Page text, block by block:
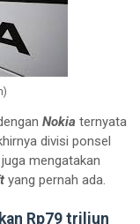
Nokia ternyata
divisi ponsel
mengatakan
yang pernah ada.
Rp79 triliun